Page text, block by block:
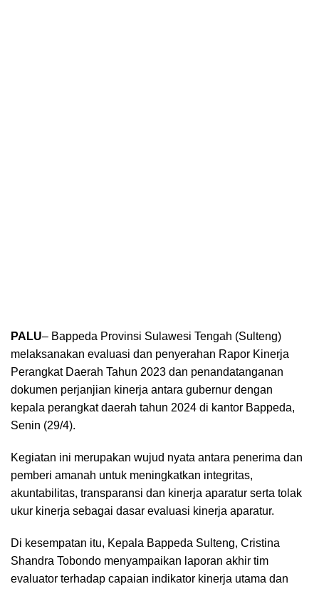
PALU– Bappeda Provinsi Sulawesi Tengah (Sulteng)
melaksanakan evaluasi dan penyerahan Rapor Kinerja
Perangkat Daerah Tahun 2023 dan penandatanganan
dokumen perjanjian kinerja antara gubernur dengan
kepala perangkat daerah tahun 2024 di kantor Bappeda,
Senin (29/4).
Kegiatan ini merupakan wujud nyata antara penerima dan
pemberi amanah untuk meningkatkan integritas,
akuntabilitas, transparansi dan kinerja aparatur serta tolak
ukur kinerja sebagai dasar evaluasi kinerja aparatur.
Di kesempatan itu, Kepala Bappeda Sulteng, Cristina
Shandra Tobondo menyampaikan laporan akhir tim
evaluator terhadap capaian indikator kinerja utama dan